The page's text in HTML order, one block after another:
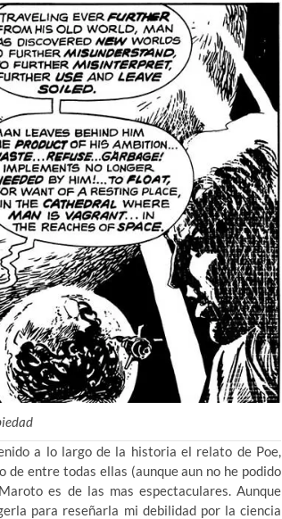
a lo largo de la historia el relato de Poe,
entre todas ellas (aunque aun no he podido
es de las mas espectaculares. Aunque
para reseñarla mi debilidad por la ciencia